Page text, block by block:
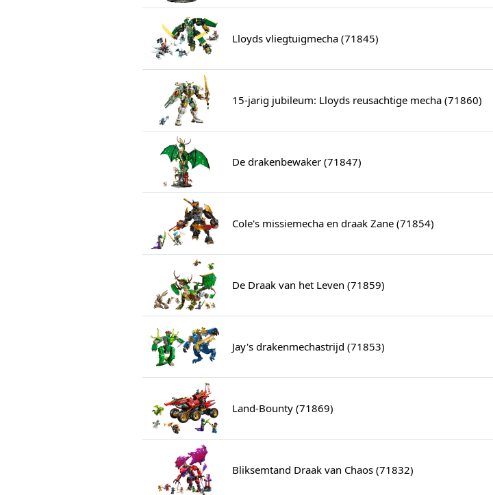
Lloyds vliegtuigmecha (71845)
15-jarig jubileum: Lloyds reusachtige mecha (71860)
De drakenbewaker (71847)
Cole's missiemecha en draak Zane (71854)
De Draak van het Leven (71859)
Jay's drakenmechastrijd (71853)
Land-Bounty (71869)
Bliksemtand Draak van Chaos (71832)